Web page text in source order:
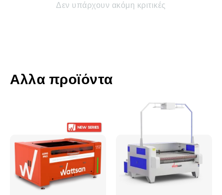
Δεν υπάρχουν ακόμη κριτικές
Αλλα προϊόντα